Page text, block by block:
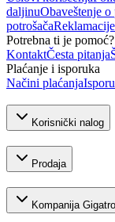
daljinuObaveštenje o
potrošačaReklamacije
Potrebna ti je pomoć?
KontaktČesta pitanja
Plaćanje i isporuka
Načini plaćanja
Korisnički nalog
Prodaja
Kompanija